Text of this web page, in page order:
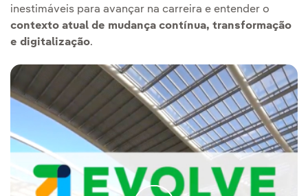
inestimáveis para avançar na carreira e entender o
contexto atual de mudança contínua, transformação
e digitalização.